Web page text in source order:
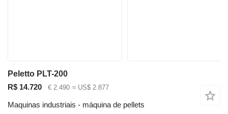
Peletto PLT-200
R$ 14.720
€ 2.490 ≈ US$ 2.877
Maquinas industriais - máquina de pellets